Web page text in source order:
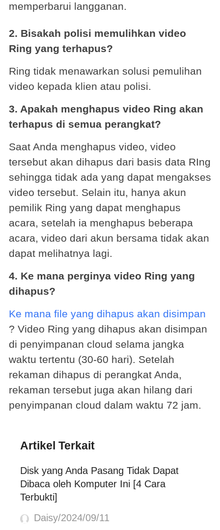
memperbarui langganan.
2. Bisakah polisi memulihkan video
Ring yang terhapus?
Ring tidak menawarkan solusi pemulihan
video kepada klien atau polisi.
3. Apakah menghapus video Ring akan
terhapus di semua perangkat?
Saat Anda menghapus video, video
tersebut akan dihapus dari basis data RIng
sehingga tidak ada yang dapat mengakses
video tersebut. Selain itu, hanya akun
pemilik Ring yang dapat menghapus
acara, setelah ia menghapus beberapa
acara, video dari akun bersama tidak akan
dapat melihatnya lagi.
4. Ke mana perginya video Ring yang
dihapus?
Ke mana file yang dihapus akan disimpan
? Video Ring yang dihapus akan disimpan
di penyimpanan cloud selama jangka
waktu tertentu (30-60 hari). Setelah
rekaman dihapus di perangkat Anda,
rekaman tersebut juga akan hilang dari
penyimpanan cloud dalam waktu 72 jam.
Artikel Terkait
Disk yang Anda Pasang Tidak Dapat
Dibaca oleh Komputer Ini [4 Cara
Terbukti]
Daisy/2024/09/11